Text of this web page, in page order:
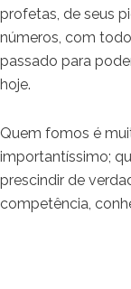
profetas, de seus
números, com
passado para
hoje.
Quem fomos é
importantíssimo;
prescindir de
competência,